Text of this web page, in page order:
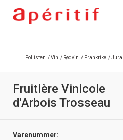
Pollisten /Vin / Rødvin / Frankrike /Jura
Fruitière Vinicole
d'Arbois Trosseau
Varenummer: